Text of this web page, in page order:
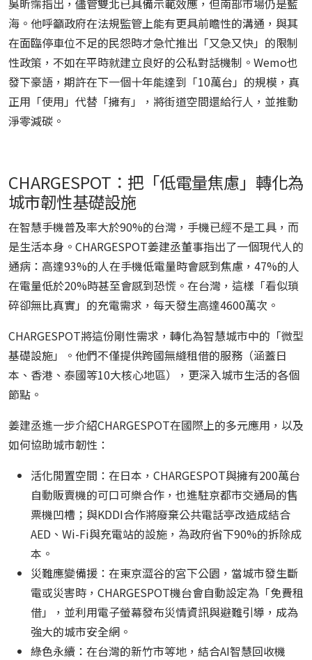
吳昕霈指出，儘管雙北已具備示範效應，但南部市場仍是藍
海。他呼籲政府在法規監管上能有更具前瞻性的溝通，與其
在面臨停車位不足的民怨時才急忙推出「又急又快」的限制
性政策，不如在平時就建立良好的公私對話機制。Wemo也
發下豪語，期許在下一個十年能達到「10萬台」的規模，真
正用「使用」代替「擁有」，將街道空間還給行人，並推動
淨零減碳。
CHARGESPOT：把「低電量焦慮」轉化為
城市韌性基礎設施
在智慧手機普及率大於90%的台灣，手機已經不是工具，而
是生活本身。CHARGESPOT姜建丞董事指出了一個現代人的
通病：高達93%的人在手機低電量時會感到焦慮，47%的人
在電量低於20%時甚至會感到恐慌。在台灣，這樣「看似瑣
碎卻無比真實」的充電需求，每天發生高達4600萬次。
CHARGESPOT將這份剛性需求，轉化為智慧城市中的「微型
基礎設施」。他們不僅提供跨國無縫租借的服務（涵蓋日
本、香港、泰國等10大核心地區），更深入城市生活的各個
節點。
姜建丞進一步介紹CHARGESPOT在國際上的多元應用，以及
如何協助城市韌性：
活化閒置空間：在日本，CHARGESPOT與擁有200萬台
自動販賣機的可口可樂合作，也進駐京都市交通局的售
票機凹槽；與KDDI合作將廢棄公共電話亭改造成結合
AED、Wi-Fi與充電站的設施，為政府省下90%的拆除成
本。
災難應變備援：在東京澀谷的宮下公園，當城市發生斷
電或災害時，CHARGESPOT機台會自動設定為「免費租
借」，並利用電子螢幕發布災情資訊與避難引導，成為
強大的城市安全網。
綠色永續：在台灣的新竹市等地，結合AI智慧回收機